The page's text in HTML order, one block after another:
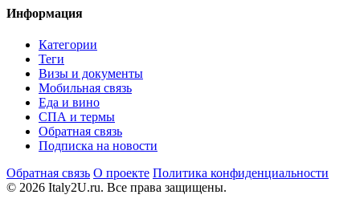
Информация
Категории
Теги
Визы и документы
Мобильная связь
Еда и вино
СПА и термы
Обратная связь
Подписка на новости
Обратная связь О проекте Политика конфиденциальности
© 2026 Italy2U.ru. Все права защищены.